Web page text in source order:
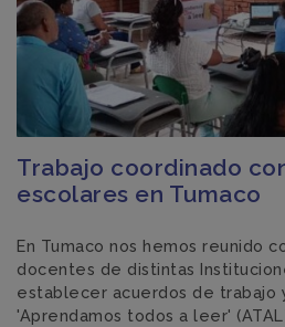
Trabajo coordinado
escolares en Tumaco
En Tumaco nos hemos reunido
docentes de distintas
establecer acuerdos de trabajo
'Aprendamos todos a leer'